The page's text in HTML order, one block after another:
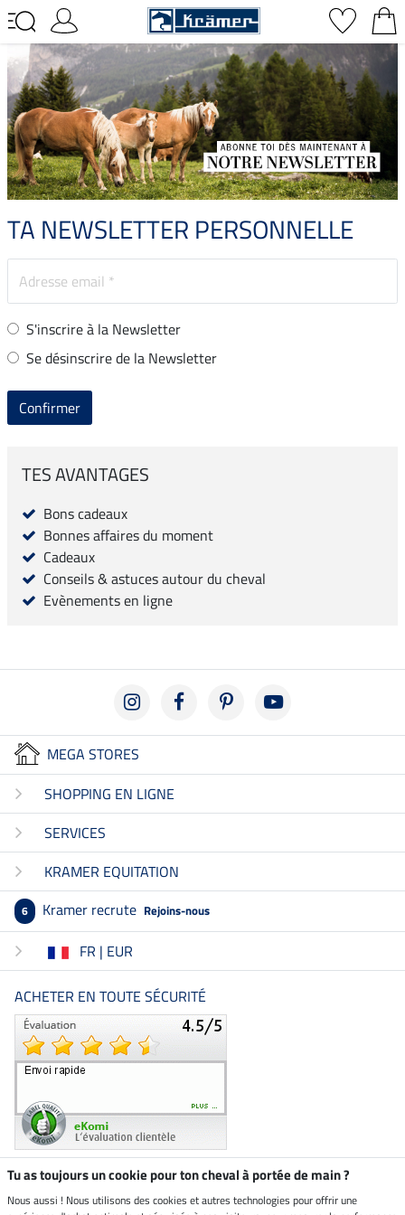
TA NEWSLETTER PERSONNELLE
S'inscrire à la Newsletter
Se désinscrire de la Newsletter
Confirmer
TES AVANTAGES
Bons cadeaux
Bonnes affaires du moment
Cadeaux
Conseils & astuces autour du cheval
Evènements en ligne
MEGA STORES
SHOPPING EN LIGNE
SERVICES
KRAMER EQUITATION
6 Kramer recrute Rejoins-nous
FR | EUR
ACHETER EN TOUTE SÉCURITÉ
Boutique climatiquement
Tu as toujours un cookie pour ton cheval à portée de main ?
Nous aussi ! Nous utilisons des cookies et autres technologies pour offrir une